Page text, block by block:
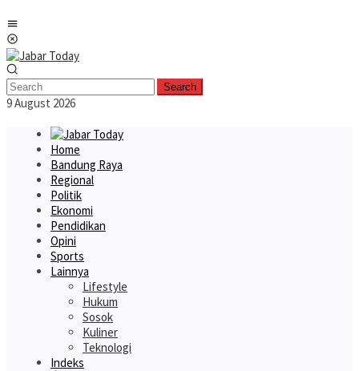
to
content
Search
9 August 2026
Home
Bandung Raya
Regional
Politik
Ekonomi
Pendidikan
Opini
Sports
Lainnya
Lifestyle
Hukum
Sosok
Kuliner
Teknologi
Indeks